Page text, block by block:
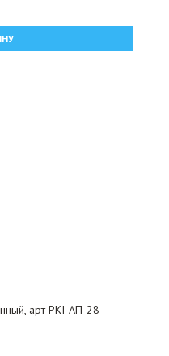
арт PKI-АП-28